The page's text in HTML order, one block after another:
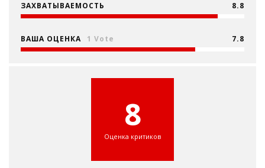
ЗАХВАТЫВАЕМОСТЬ 8.8
ВАША ОЦЕНКА 1 Vote 7.8
8
Оценка критиков